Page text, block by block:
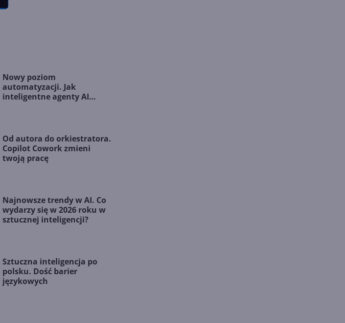
Nowy poziom
automatyzacji. Jak
inteligentne agenty AI
Od autora do orkiestratora.
Copilot Cowork zmieni
twoją pracę
Najnowsze trendy w AI. Co
wydarzy się w 2026 roku w
sztucznej inteligencji?
Sztuczna inteligencja po
polsku. Dość barier
językowych